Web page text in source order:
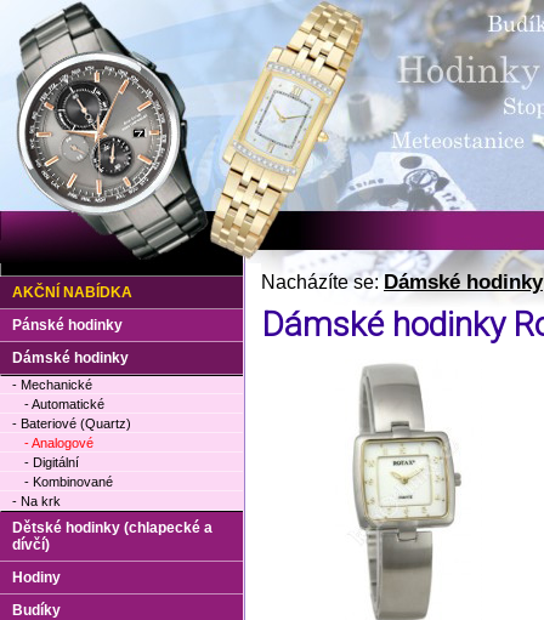
Nacházíte se:Dámské hodinky
Dámské hodinky
AKČNÍ NABÍDKA
Pánské hodinky
Dámské hodinky
- Mechanické
- Automatické
- Bateriové (Quartz)
- Analogové
- Digitální
- Kombinované
- Na krk
Dětské hodinky (chlapecké a
dívčí)
Hodiny
Budíky